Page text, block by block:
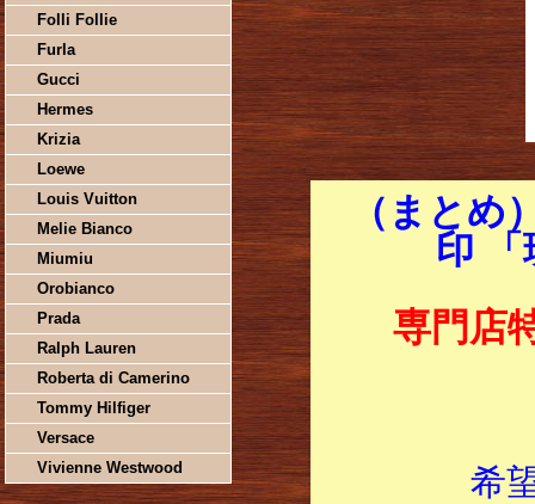
Folli Follie
Furla
Gucci
Hermes
Krizia
Loewe
Louis Vuitton
Melie Bianco
Miumiu
Orobianco
Prada
Ralph Lauren
Roberta di Camerino
Tommy Hilfiger
Versace
Vivienne Westwood
（まとめ
印
専門店
希